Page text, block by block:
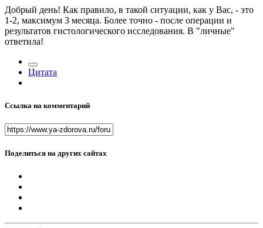
Добрый день! Как правило, в такой ситуации, как у Вас, - это
1-2, максимум 3 месяца. Более точно - после операции и
результатов гистологического исследования. В "личные"
ответила!
Цитата
Ссылка на комментарий
Поделиться на других сайтах